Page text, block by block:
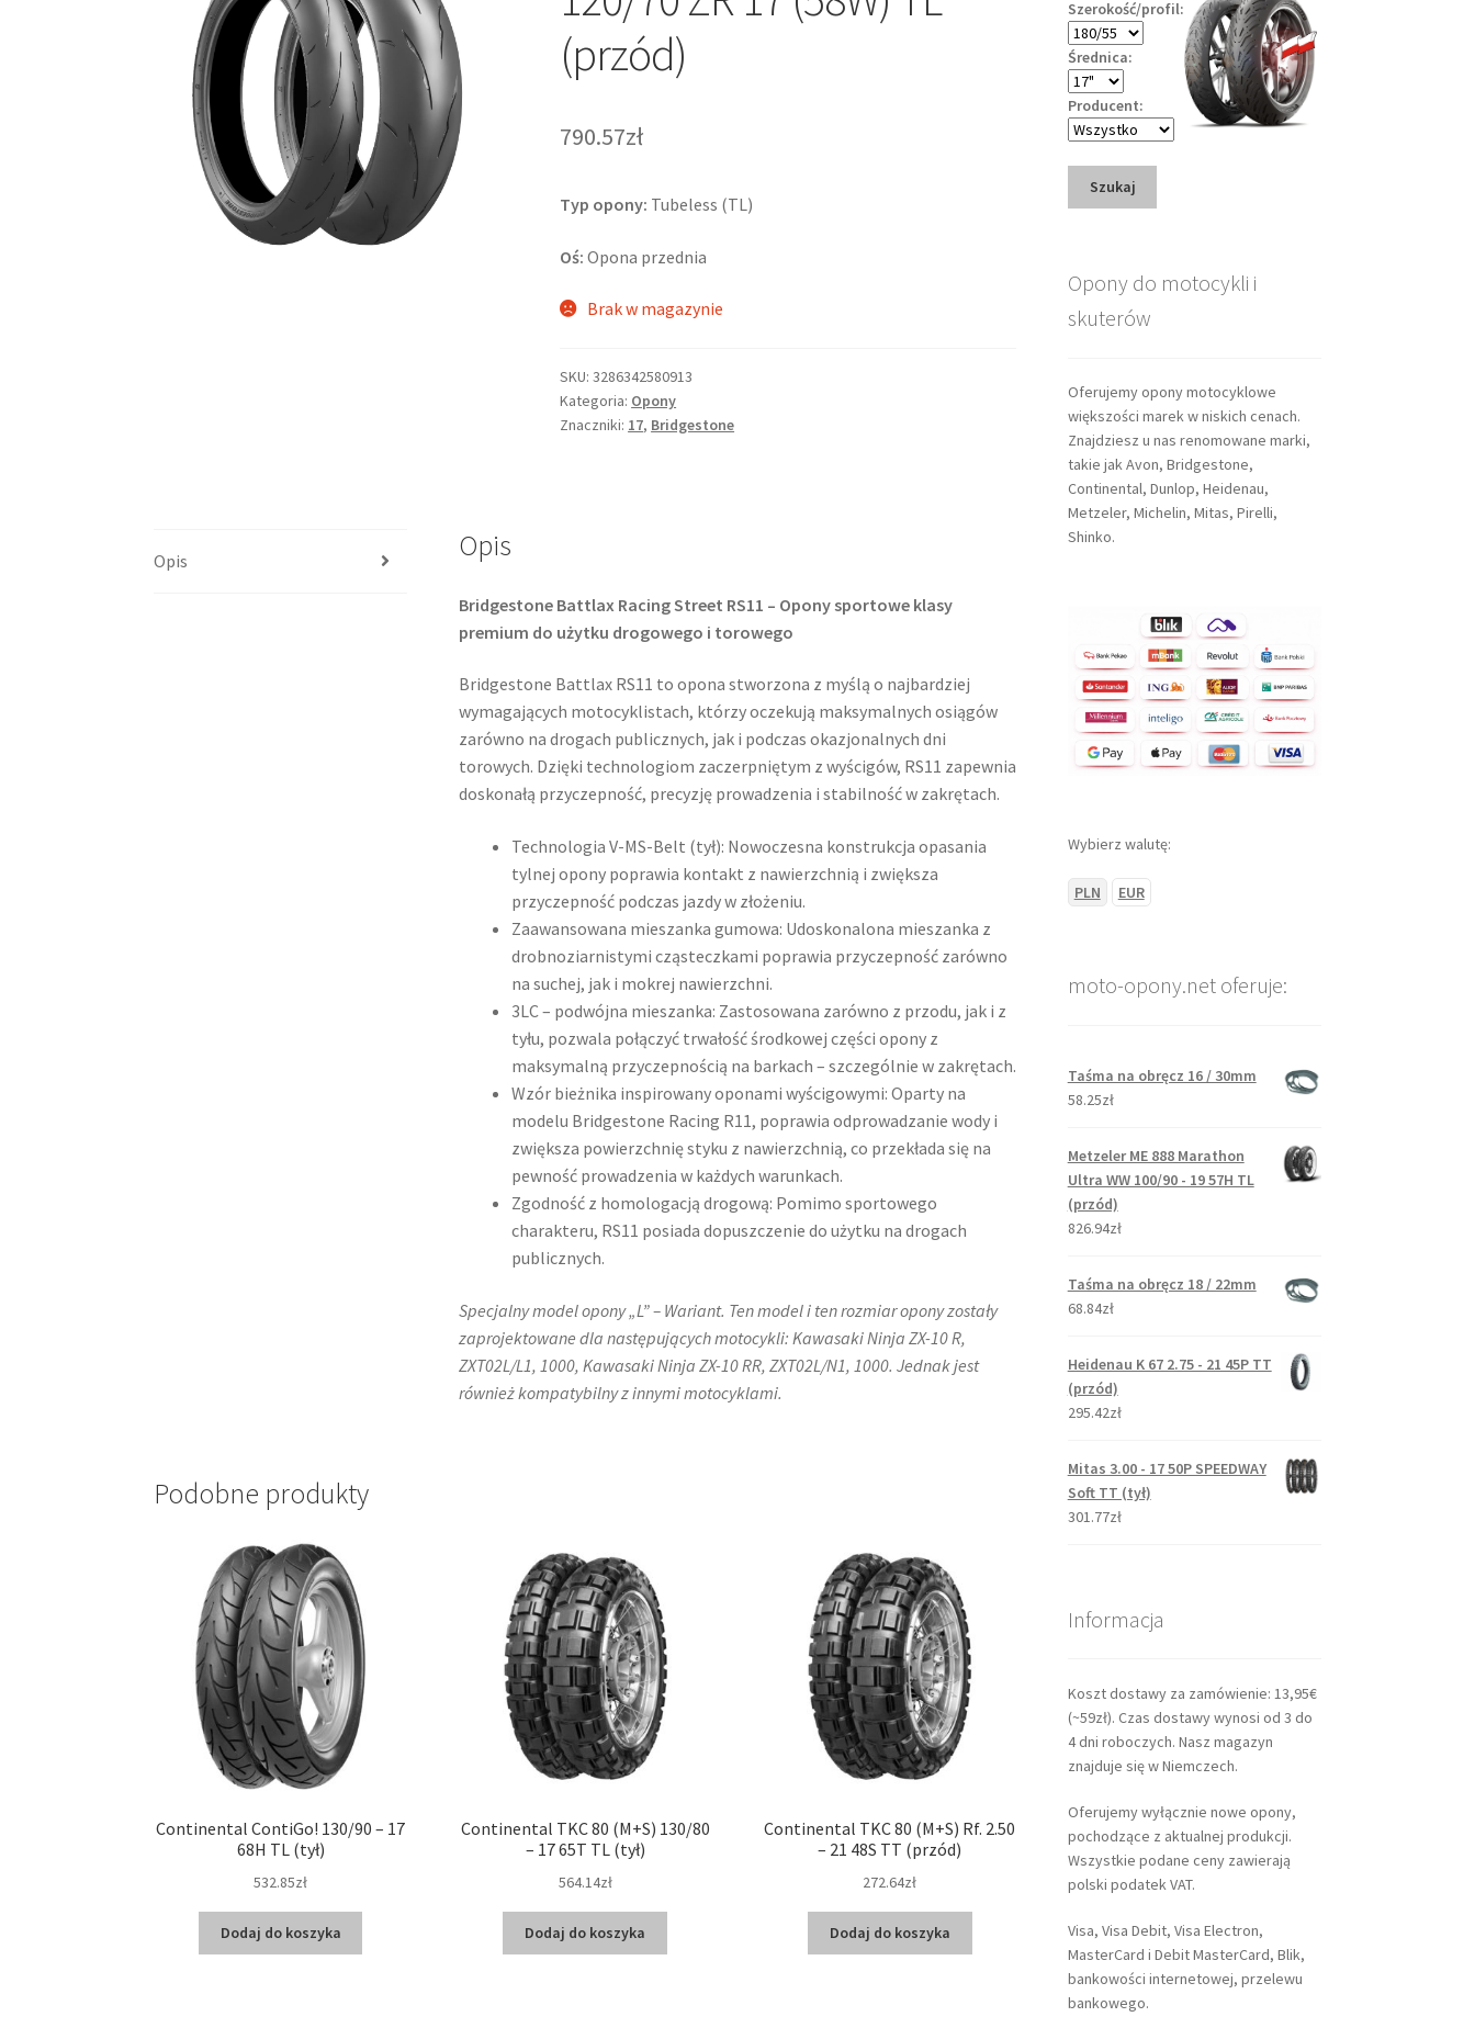
(przód)
790.57zł
Typ opony: Tubeless (TL)
Oś: Opona przednia
Brak w magazynie
SKU:3286342580913
Kategoria: Opony
Znaczniki: 17, Bridgestone
Opis Opis
Bridgestone Battlax Racing Street RS11 – Opony sportowe klasy
premium do użytku drogowego i torowego
Bridgestone Battlax RS11 to opona stworzona z myślą o najbardziej
wymagających motocyklistach, którzy oczekują maksymalnych osiągów
zarówno na drogach publicznych, jak i podczas okazjonalnych dni
torowych. Dzięki technologiom zaczerpniętym z wyścigów, RS11 zapewnia
doskonałą przyczepność, precyzję prowadzenia i stabilność w zakrętach.
Technologia V-MS-Belt (tył): Nowoczesna konstrukcja opasania
tylnej opony poprawia kontakt z nawierzchnią i zwiększa
przyczepność podczas jazdy w złożeniu.
Zaawansowana mieszanka gumowa: Udoskonalona mieszanka z
drobnoziarnistymi cząsteczkami poprawia przyczepność zarówno
na suchej, jak i mokrej nawierzchni.
3LC – podwójna mieszanka: Zastosowana zarówno z przodu, jak i z
tyłu, pozwala połączyć trwałość środkowej części opony z
maksymalną przyczepnością na barkach – szczególnie w zakrętach.
Wzór bieżnika inspirowany oponami wyścigowymi: Oparty na
modelu Bridgestone Racing R11, poprawia odprowadzanie wody i
zwiększa powierzchnię styku z nawierzchnią, co przekłada się na
pewność prowadzenia w każdych warunkach.
Zgodność z homologacją drogową: Pomimo sportowego
charakteru, RS11 posiada dopuszczenie do użytku na drogach
publicznych.
Specjalny model opony „L” – Wariant. Ten model i ten rozmiar opony zostały
zaprojektowane dla następujących motocykli: Kawasaki Ninja ZX-10 R,
ZXT02L/L1, 1000, Kawasaki Ninja ZX-10 RR, ZXT02L/N1, 1000. Jednak jest
również kompatybilny z innymi motocyklami.
Podobne produkty
Continental ContiGo! 130/90 – 17
68H TL (tył)
532.85zł
Dodaj do koszyka
Continental TKC 80 (M+S) 130/80
– 17 65T TL (tył)
564.14zł
Dodaj do koszyka
Continental TKC 80 (M+S) Rf. 2.50
– 21 48S TT (przód)
272.64zł
Dodaj do koszyka
Szerokość/profil:
Średnica:
Producent:
Szukaj
Opony do motocykli i
skuterów
Oferujemy opony motocyklowe
większości marek w niskich cenach.
Znajdziesz u nas renomowane marki,
takie jak Avon, Bridgestone,
Continental, Dunlop, Heidenau,
Metzeler, Michelin, Mitas, Pirelli,
Shinko.
Wybierz walutę:
PLN EUR
moto-opony.net oferuje:
Taśma na obręcz 16 / 30mm
58.25zł
Metzeler ME 888 Marathon
Ultra WW 100/90 - 19 57H TL
(przód)
826.94zł
Taśma na obręcz 18 / 22mm
68.84zł
Heidenau K 67 2.75 - 21 45P TT
(przód)
295.42zł
Mitas 3.00 - 17 50P SPEEDWAY
Soft TT (tył)
301.77zł
Informacja
Koszt dostawy za zamówienie: 13,95€
(~59zł). Czas dostawy wynosi od 3 do
4 dni roboczych. Nasz magazyn
znajduje się w Niemczech.
Oferujemy wyłącznie nowe opony,
pochodzące z aktualnej produkcji.
Wszystkie podane ceny zawierają
polski podatek VAT.
Visa, Visa Debit, Visa Electron,
MasterCard i Debit MasterCard, Blik,
bankowości internetowej, przelewu
bankowego.